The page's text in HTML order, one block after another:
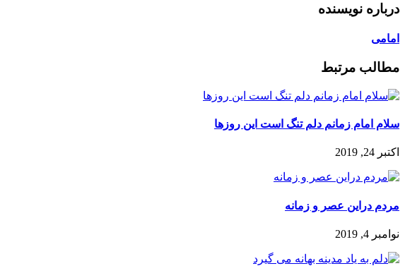
درباره نویسنده
امامی
مطالب مرتبط
سلام امام زمانم دلم تنگ است این روزها
اکتبر 24, 2019
مردم دراین عصر و زمانه
نوامبر 4, 2019